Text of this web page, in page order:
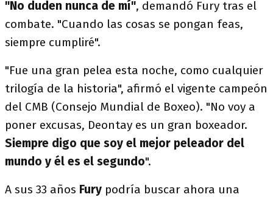
"No duden nunca de mí", demandó Fury tras el
combate. "Cuando las cosas se pongan feas,
siempre cumpliré".
"Fue una gran pelea esta noche, como cualquier
trilogía de la historia", afirmó el vigente campeón
del CMB (Consejo Mundial de Boxeo). "No voy a
poner excusas, Deontay es un gran boxeador.
Siempre digo que soy el mejor peleador del
mundo y él es el segundo".
A sus 33 años Fury podría buscar ahora una